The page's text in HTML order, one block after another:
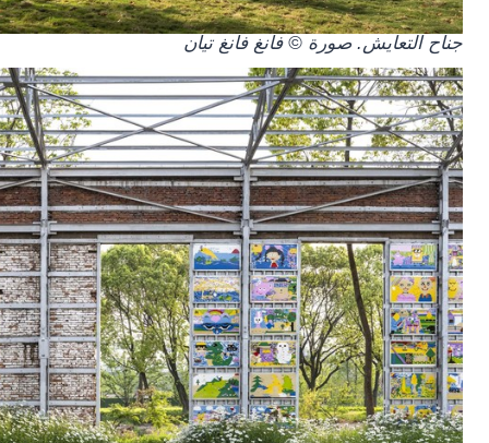
جناح التعايش. صورة © فانغ فانغ تيان